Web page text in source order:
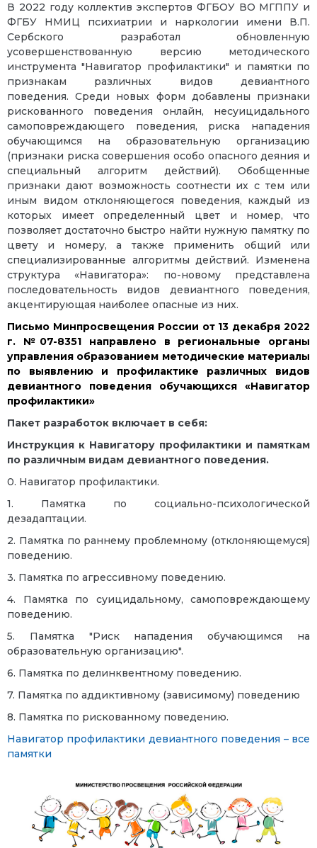
В 2022 году коллектив экспертов ФГБОУ ВО МГППУ и
ФГБУ НМИЦ психиатрии и наркологии имени В.П.
Сербского разработал обновленную
усовершенствованную версию методического
инструмента "Навигатор профилактики" и памятки по
признакам различных видов девиантного
поведения. Среди новых форм добавлены признаки
рискованного поведения онлайн, несуицидального
самоповреждающего поведения, риска нападения
обучающимся на образовательную организацию
(признаки риска совершения особо опасного деяния и
специальный алгоритм действий). Обобщенные
признаки дают возможность соотнести их с тем или
иным видом отклоняющегося поведения, каждый из
которых имеет определенный цвет и номер, что
позволяет достаточно быстро найти нужную памятку по
цвету и номеру, а также применить общий или
специализированные алгоритмы действий. Изменена
структура «Навигатора»: по-новому представлена
последовательность видов девиантного поведения,
акцентирующая наиболее опасные из них.
Письмо Минпросвещения России от 13 декабря 2022
г. №07-8351 направлено в региональные органы
управления образованием методические материалы
по выявлению и профилактике различных видов
девиантного поведения обучающихся «Навигатор
профилактики»
Пакет разработок включает в себя:
Инструкция к Навигатору профилактики и памяткам
по различным видам девиантного поведения.
0. Навигатор профилактики.
1. Памятка по социально-психологической
дезадаптации.
2. Памятка по раннему проблемному (отклоняющемуся)
поведению.
3. Памятка по агрессивному поведению.
4. Памятка по суицидальному, самоповреждающему
поведению.
5. Памятка "Риск нападения обучающимся на
образовательную организацию".
6. Памятка по делинквентному поведению.
7. Памятка по аддиктивному (зависимому) поведению
8. Памятка по рискованному поведению.
Навигатор профилактики девиантного поведения – все
памятки